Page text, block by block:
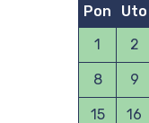
Pon Uto
1
2
8 9
15 16